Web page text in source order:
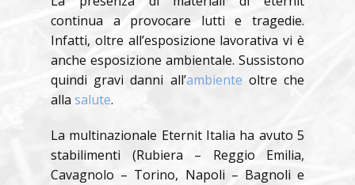
continua a provocare lutti e tragedie.
Infatti, oltre all’esposizione lavorativa vi è
anche esposizione ambientale. Sussistono
quindi gravi danni all’ambiente oltre che
alla salute.
La multinazionale Eternit Italia ha avuto 5
stabilimenti (Rubiera – Reggio Emilia,
Cavagnolo – Torino, Napoli – Bagnoli e